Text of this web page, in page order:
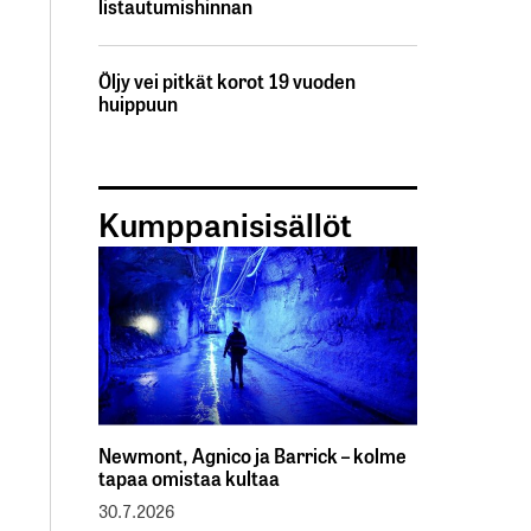
listautumishinnan
Öljy vei pitkät korot 19 vuoden
huippuun
Kumppanisisällöt
Newmont, Agnico ja Barrick – kolme
tapaa omistaa kultaa
30.7.2026